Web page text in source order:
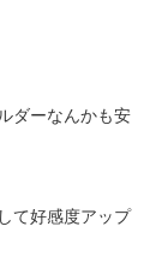
ダーなんかも安
て好感度アップ